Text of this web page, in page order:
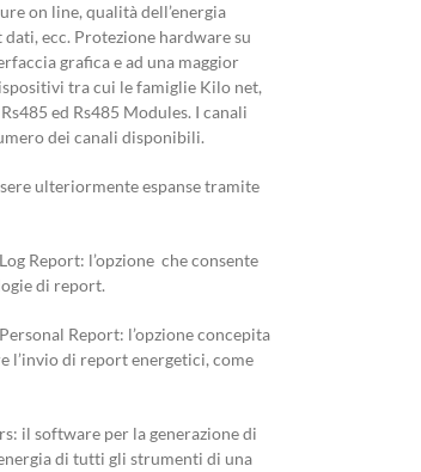
on line, qualità dell’energia
ecc. Protezione hardware su
grafica e ad una maggior
tra cui le famiglie Kilo net,
ed Rs485 Modules. I canali
dei canali disponibili.
ulteriormente espanse tramite
Report: l’opzione che consente
di report.
Report: l’opzione concepita
l’invio di report energetici, come
il software per la generazione di
di tutti gli strumenti di una